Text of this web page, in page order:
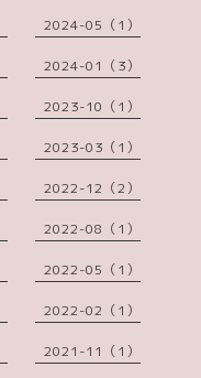
2024-05（1）
2024-01（3）
2023-10（1）
2023-03（1）
2022-12（2）
2022-08（1）
2022-05（1）
2022-02（1）
2021-11（1）